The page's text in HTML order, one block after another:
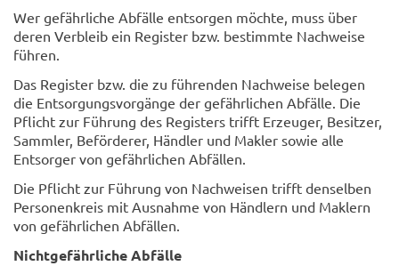
Wer gefährliche Abfälle entsorgen möchte, muss über
deren Verbleib ein Register bzw. bestimmte Nachweise
führen.
Das Register bzw. die zu führenden Nachweise belegen
die Entsorgungsvorgänge der gefährlichen Abfälle. Die
Pflicht zur Führung des Registers trifft Erzeuger, Besitzer,
Sammler, Beförderer, Händler und Makler sowie alle
Entsorger von gefährlichen Abfällen.
Die Pflicht zur Führung von Nachweisen trifft denselben
Personenkreis mit Ausnahme von Händlern und Maklern
von gefährlichen Abfällen.
Nichtgefährliche Abfälle